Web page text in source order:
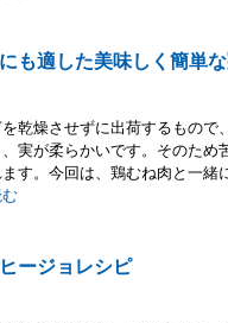
も適した美味しく簡単
乾燥させずに出荷するもので
実が柔らかいです。そのため
す。今回は、鶏むね肉と一緒
ージョレシピ